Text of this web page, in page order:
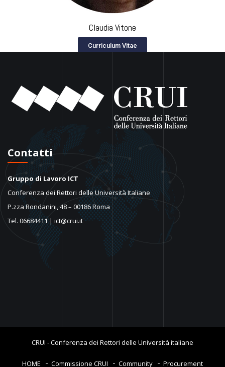
Claudia Vitone
Curriculum Vitae
Contatti
Gruppo di Lavoro ICT
Conferenza dei Rettori delle Università Italiane
P.zza Rondanini, 48 – 00186 Roma
Tel. 06684411 | ict@crui.it
CRUI - Conferenza dei Rettori delle Università italiane
HOME Commissione CRUI Community Procurement